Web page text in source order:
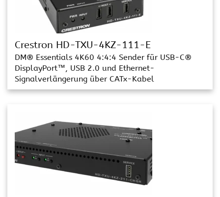
Crestron HD-TXU-4KZ-111-E
DM® Essentials 4K60 4:4:4 Sender für USB-C®
DisplayPort™, USB 2.0 und Ethernet-
Signalverlängerung über CATx-Kabel